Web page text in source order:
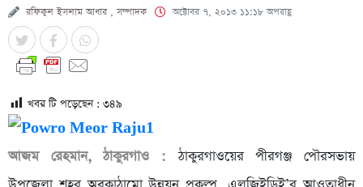
রফিকুল ইসলাম আধার , সম্পাদক অক্টোবর ৭, ২০১৩ ১১:১৮ অপরাহ্ণ
খবর টি পড়েছেন : ৩৪৯
আজম রেহমান, ঠাকুরগাও : ঠাকুরগাওয়ের পীরগঞ্জ পৌরসভায়